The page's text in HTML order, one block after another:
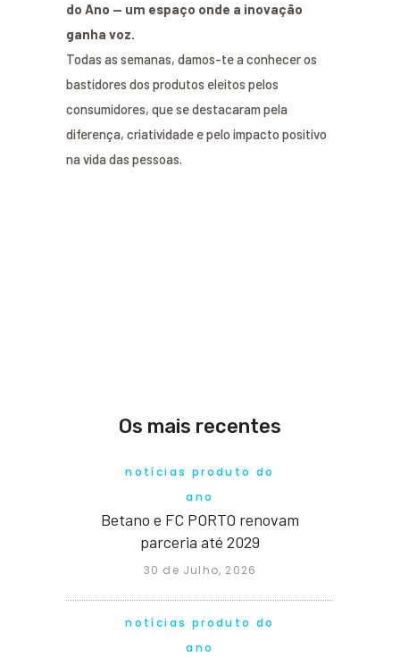
do Ano — um espaço onde a inovação
ganha voz.
Todas as semanas, damos-te a conhecer os
bastidores dos produtos eleitos pelos
consumidores, que se destacaram pela
diferença, criatividade e pelo impacto positivo
na vida das pessoas.
Os mais recentes
notícias produto do
ano
Betano e FC PORTO renovam
parceria até 2029
30 de Julho, 2026
notícias produto do
ano